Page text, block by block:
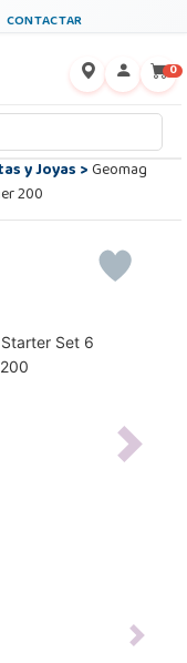
CONTACTAR
0
y Joyas>Geomag
200
Next
Next